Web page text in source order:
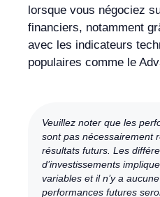
lorsque vous négociez
financiers, notamment
avec les indicateurs
populaires comme le
Veuillez noter que les
sont pas nécessairement
résultats futurs. Les
d’investissements
variables et il n’y a
performances futures